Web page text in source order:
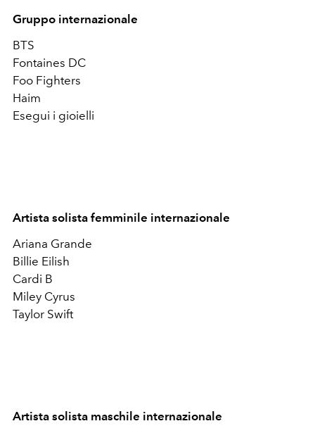
Gruppo internazionale
BTS
Fontaines DC
Foo Fighters
Haim
Esegui i gioielli
Artista solista femminile internazionale
Ariana Grande
Billie Eilish
Cardi B
Miley Cyrus
Taylor Swift
Artista solista maschile internazionale